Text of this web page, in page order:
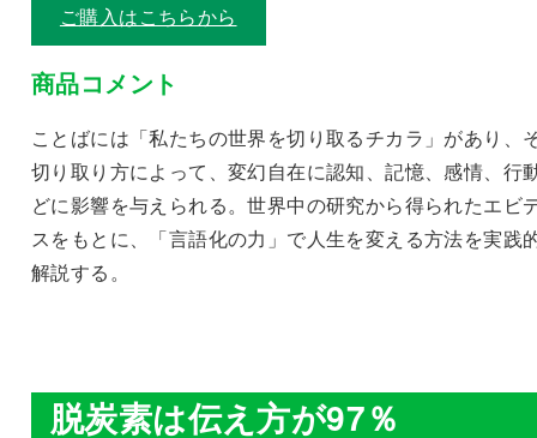
ご購入はこちらから
商品コメント
ことばには「私たちの世界を切り取るチカラ」があり、
切り取り方によって、変幻自在に認知、記憶、感情、行
どに影響を与えられる。世界中の研究から得られたエビ
スをもとに、「言語化の力」で人生を変える方法を実践
解説する。
脱炭素は伝え方が97％